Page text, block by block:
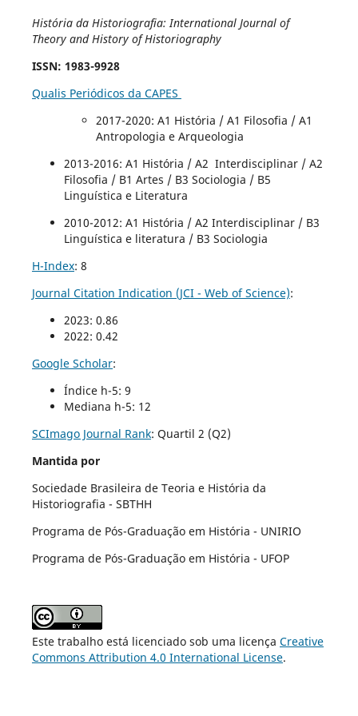
História da Historiografia: International Journal of
Theory and History of Historiography
ISSN: 1983-9928
Qualis Periódicos da CAPES
2017-2020: A1 História / A1 Filosofia / A1
Antropologia e Arqueologia
2013-2016: A1 História / A2 Interdisciplinar / A2
Filosofia / B1 Artes / B3 Sociologia / B5
Linguística e Literatura
2010-2012: A1 História / A2 Interdisciplinar / B3
Linguística e literatura / B3 Sociologia
H-Index: 8
Journal Citation Indication (JCI - Web of Science):
2023: 0.86
2022: 0.42
Google Scholar:
Índice h-5: 9
Mediana h-5: 12
SCImago Journal Rank: Quartil 2 (Q2)
Mantida por
Sociedade Brasileira de Teoria e História da
Historiografia - SBTHH
Programa de Pós-Graduação em História - UNIRIO
Programa de Pós-Graduação em História - UFOP
Este trabalho está licenciado sob uma licença Creative
Commons Attribution 4.0 International License.